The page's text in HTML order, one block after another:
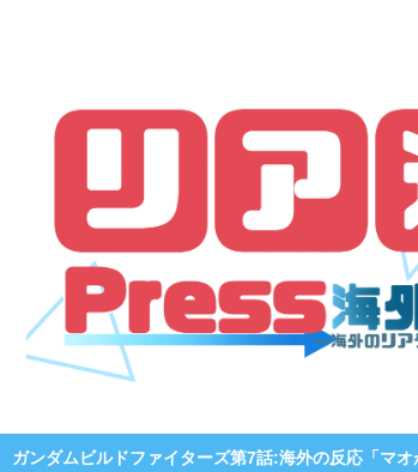
ガンダムビルドファイターズ第7話:海外の反応「マオ